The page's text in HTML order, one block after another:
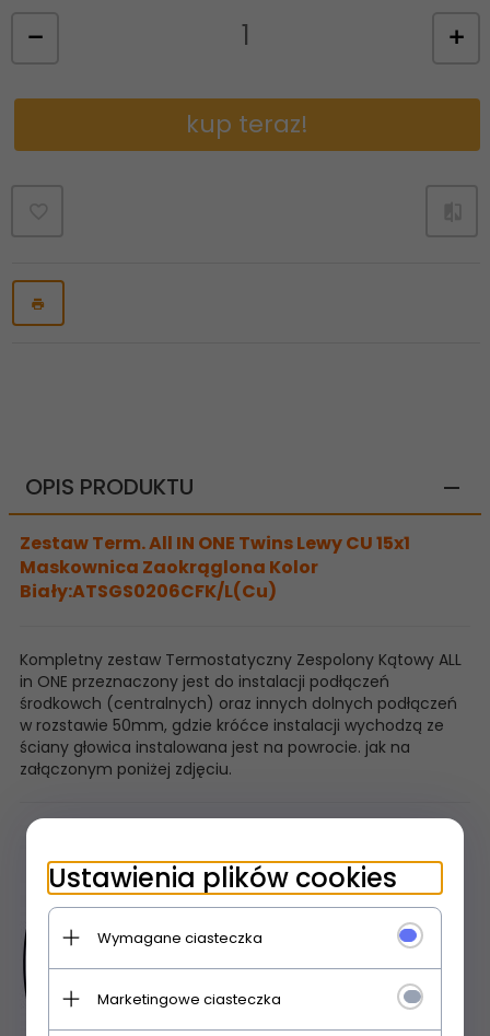
kup teraz!
OPIS PRODUKTU
Zestaw Term. All IN ONE Twins Lewy CU 15x1
Maskownica Zaokrąglona Kolor
Biały:ATSGS0206CFK/L(Cu)
Kompletny zestaw Termostatyczny Zespolony Kątowy ALL
in ONE przeznaczony jest do instalacji podłączeń
środkowch (centralnych) oraz innych dolnych podłączeń
w rozstawie 50mm, gdzie króćce instalacji wychodzą ze
ściany głowica instalowana jest na powrocie. jak na
załączonym poniżej zdjęciu.
Ustawienia plików cookies
Wymagane ciasteczka
Marketingowe ciasteczka